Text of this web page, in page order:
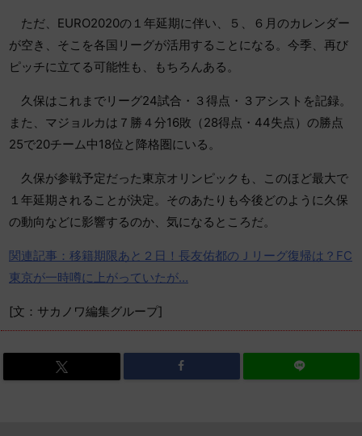
ただ、EURO2020の１年延期に伴い、５、６月のカレンダー
が空き、そこを各国リーグが活用することになる。今季、再び
ピッチに立てる可能性も、もちろんある。
久保はこれまでリーグ24試合・３得点・３アシストを記録。
また、マジョルカは７勝４分16敗（28得点・44失点）の勝点
25で20チーム中18位と降格圏にいる。
久保が参戦予定だった東京オリンピックも、このほど最大で
１年延期されることが決定。そのあたりも今後どのように久保
の動向などに影響するのか、気になるところだ。
関連記事：移籍期限あと２日！長友佑都のＪリーグ復帰は？FC
東京が一時噂に上がっていたが…
[文：サカノワ編集グループ]